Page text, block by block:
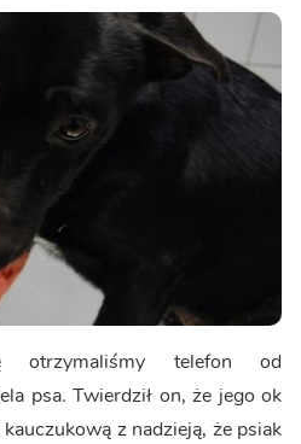
otrzymaliśmy telefon od
psa. Twierdził on, że jego ok
z nadzieją, że psiak